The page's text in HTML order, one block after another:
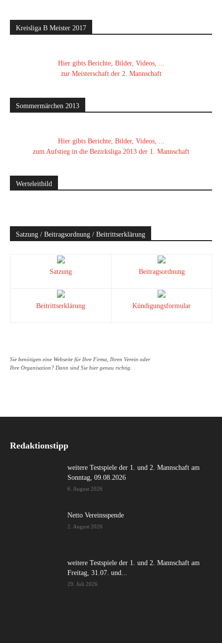
Kreisliga B Meister 2017
Hier gibts Berichte, Bilder, Videos, ...
zur Meisterschaft der 2. Mannschaft
Sommermärchen 2013
Hier gibts Berichte, Bilder, Videos, ...
zum Aufstieg in die Bezirksliga 2013 der 1. Mannschaft
Werteleitbild
Satzung / Beitragsordnung / Beitrittserklärung
Satzung Beitragsordnung
Beitrittserklärung Kündigungsformular
Sie benötigen eine Webseite für Ihre Firma, Ihren Verein oder
Ihre Organisation? Dann sind Sie hier genau richtig.
Redaktionstipp
weitere Testspiele der 1. und 2. Mannschaft am
Sonntag, 09.08.2026
6. August 2026
Netto Vereinsspende
2. August 2026
weitere Testspiele der 1. und 2. Mannschaft am
Freitag, 31.07. und...
29. Juli 2026